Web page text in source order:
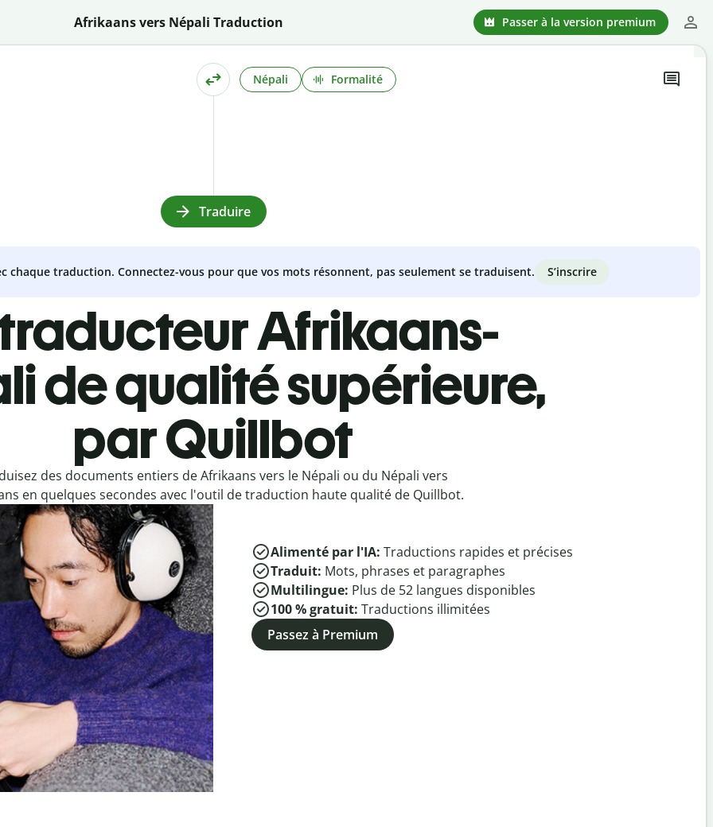
Afrikaans vers Népali Traduction Passer à la version premium
Népali Formalité
Traduire
chaque traduction. Connectez-vous pour que vos mots résonnent, pas seulement se traduisent. S’inscrire
Afrikaans-
de qualité supérieure,
par Quillbot
des documents entiers de Afrikaans vers le Népali ou du Népali vers
en quelques secondes avec l'outil de traduction haute qualité de Quillbot.
Alimenté par l'IA: Traductions rapides et précises
Traduit: Mots, phrases et paragraphes
Multilingue: Plus de 52 langues disponibles
100 % gratuit: Traductions illimitées
Passez à Premium